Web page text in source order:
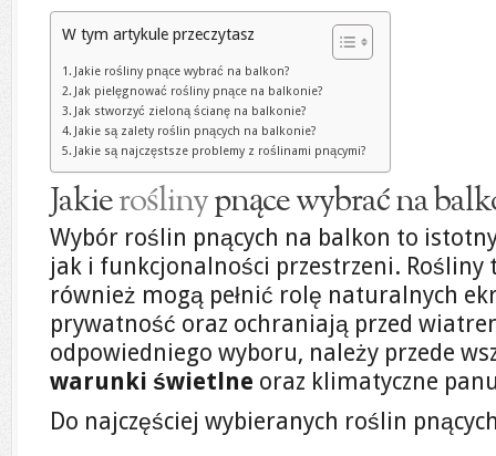
W tym artykule przeczytasz
Jakie rośliny pnące wybrać na balkon?
Jak pielęgnować rośliny pnące na balkonie?
Jak stworzyć zieloną ścianę na balkonie?
Jakie są zalety roślin pnących na balkonie?
Jakie są najczęstsze problemy z roślinami pnącymi?
Jakieroślinypnące wybrać na
Wybór roślin pnących na balkon to
jak i funkcjonalności przestrzeni. Rośliny
również mogą pełnić rolę naturalnych
prywatność oraz ochraniają przed
odpowiedniego wyboru, należy przede
warunki świetlne oraz klimatyczne
Do najczęściej wybieranych roślin